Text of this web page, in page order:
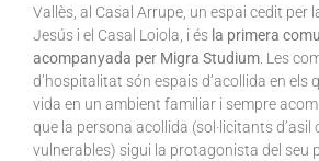
Vallès, al Casal Arrupe, un espai cedit per
Jesús i el Casal Loiola, i és la primera
acompanyada per Migra Studium. Les
d’hospitalitat són espais d’acollida en els
vida en un ambient familiar i sempre
que la persona acollida (sol·licitants
vulnerables) sigui la protagonista del seu